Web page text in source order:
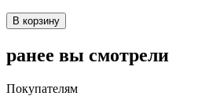
В корзину
ранее вы смотрели
Покупателям